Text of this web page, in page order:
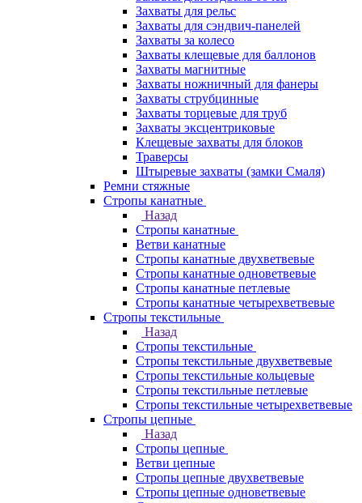
Захваты для рельс
Захваты для сэндвич-панелей
Захваты за колесо
Захваты клещевые для баллонов
Захваты магнитные
Захваты ножничный для фанеры
Захваты струбцинные
Захваты торцевые для труб
Захваты эксцентриковые
Клещевые захваты для блоков
Траверсы
Штыревые захваты (замки Смаля)
Ремни стяжные
Стропы канатные
Назад
Стропы канатные
Ветви канатные
Стропы канатные двухветвевые
Стропы канатные одноветвевые
Стропы канатные петлевые
Стропы канатные четырехветвевые
Стропы текстильные
Назад
Стропы текстильные
Стропы текстильные двухветвевые
Стропы текстильные кольцевые
Стропы текстильные петлевые
Стропы текстильные четырехветвевые
Стропы цепные
Назад
Стропы цепные
Ветви цепные
Стропы цепные двухветвевые
Стропы цепные одноветвевые